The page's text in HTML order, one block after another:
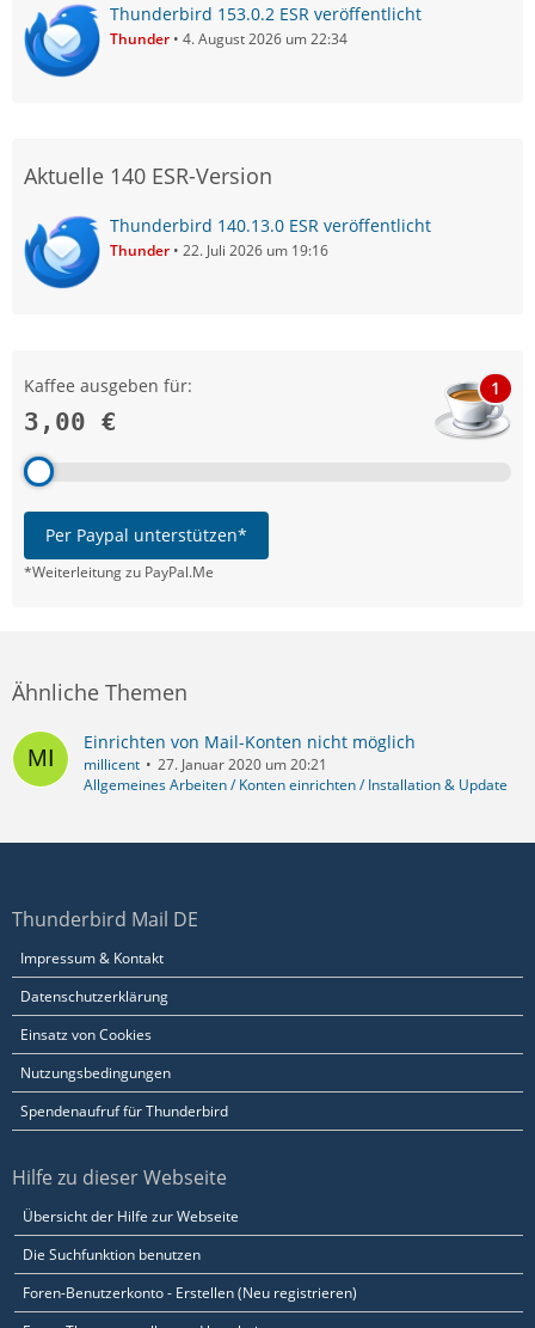
Thunderbird 153.0.2 ESR veröffentlicht
Thunder 4. August 2026 um 22:34
Aktuelle 140 ESR-Version
Thunderbird 140.13.0 ESR veröffentlicht
Thunder 22. Juli 2026 um 19:16
Kaffee ausgeben für:
3,00 €
1
Per Paypal unterstützen*
*Weiterleitung zu PayPal.Me
Ähnliche Themen
Einrichten von Mail-Konten nicht möglich
millicent
27. Januar 2020 um 20:21
Allgemeines Arbeiten / Konten einrichten / Installation & Update
Thunderbird Mail DE
Impressum & Kontakt
Datenschutzerklärung
Einsatz von Cookies
Nutzungsbedingungen
Spendenaufruf für Thunderbird
Hilfe zu dieser Webseite
Übersicht der Hilfe zur Webseite
Die Suchfunktion benutzen
Foren-Benutzerkonto - Erstellen (Neu registrieren)